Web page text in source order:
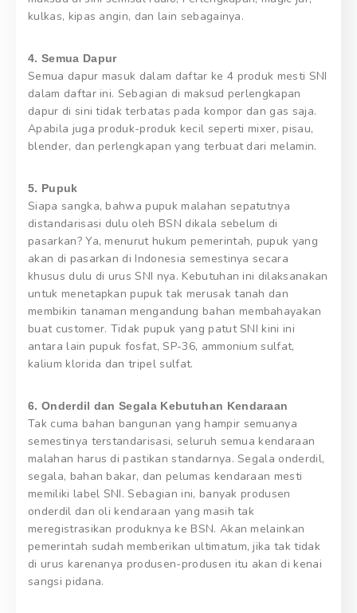
kulkas, kipas angin, dan lain sebagainya.
4. Semua Dapur
Semua dapur masuk dalam daftar ke 4 produk mesti SNI
dalam daftar ini. Sebagian di maksud perlengkapan
dapur di sini tidak terbatas pada kompor dan gas saja.
Apabila juga produk-produk kecil seperti mixer, pisau,
blender, dan perlengkapan yang terbuat dari melamin.
5. Pupuk
Siapa sangka, bahwa pupuk malahan sepatutnya
distandarisasi dulu oleh BSN dikala sebelum di
pasarkan? Ya, menurut hukum pemerintah, pupuk yang
akan di pasarkan di Indonesia semestinya secara
khusus dulu di urus SNI nya. Kebutuhan ini dilaksanakan
untuk menetapkan pupuk tak merusak tanah dan
membikin tanaman mengandung bahan membahayakan
buat customer. Tidak pupuk yang patut SNI kini ini
antara lain pupuk fosfat, SP-36, ammonium sulfat,
kalium klorida dan tripel sulfat.
6. Onderdil dan Segala Kebutuhan Kendaraan
Tak cuma bahan bangunan yang hampir semuanya
semestinya terstandarisasi, seluruh semua kendaraan
malahan harus di pastikan standarnya. Segala onderdil,
segala, bahan bakar, dan pelumas kendaraan mesti
memiliki label SNI. Sebagian ini, banyak produsen
onderdil dan oli kendaraan yang masih tak
meregistrasikan produknya ke BSN. Akan melainkan
pemerintah sudah memberikan ultimatum, jika tak tidak
di urus karenanya produsen-produsen itu akan di kenai
sangsi pidana.